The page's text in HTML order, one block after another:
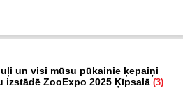
un visi mūsu pūkainie ķepaiņi
izstādē ZooExpo 2025 Ķīpsalā (3)